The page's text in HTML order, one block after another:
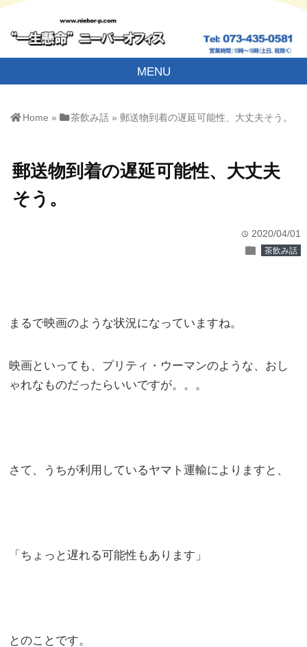
MENU
Home » 茶飲み話 »郵送物到着の遅延可能性、大丈夫そう。
郵送物到着の遅延可能性、大丈夫
そう。
time 2020/04/01
folder 茶飲み話
まるで映画のような状況になっていますね。
映画といっても、プリティ・ウーマンのような、おし
ゃれなものだったらいいですが。。。
さて、うちが利用しているヤマト運輸によりますと、
「ちょっと遅れる可能性もあります」
とのことです。